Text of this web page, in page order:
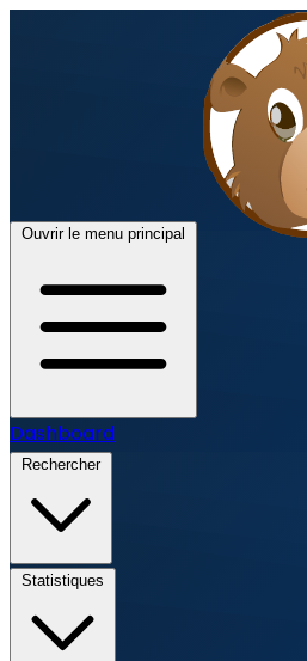
Ouvrir le menu principal
Dashboard
Rechercher
Statistiques